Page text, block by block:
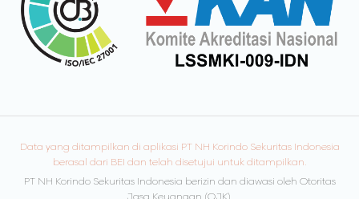
Data yang ditampilkan di aplikasi PT NH Korindo Sekuritas Indonesia
berasal dari BEI dan telah disetujui untuk ditampilkan.
PT NH Korindo Sekuritas Indonesia berizin dan diawasi oleh Otoritas